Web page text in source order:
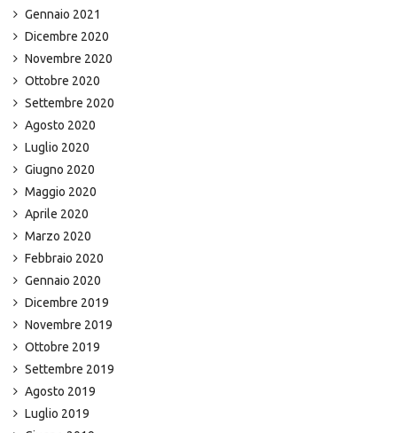
Gennaio 2021
Dicembre 2020
Novembre 2020
Ottobre 2020
Settembre 2020
Agosto 2020
Luglio 2020
Giugno 2020
Maggio 2020
Aprile 2020
Marzo 2020
Febbraio 2020
Gennaio 2020
Dicembre 2019
Novembre 2019
Ottobre 2019
Settembre 2019
Agosto 2019
Luglio 2019